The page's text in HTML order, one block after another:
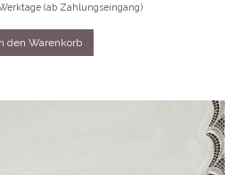
(ab Zahlungseingang)
den Warenkorb